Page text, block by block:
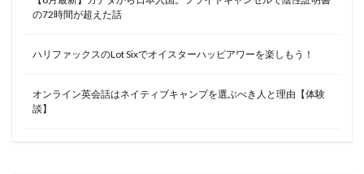
の72時間が超えた話
ハリファックスのLot Sixでオイスターハッピアワーを楽しもう！
オンライン英会話はネイティブキャンプを選ぶべき人と理由【体験
談】